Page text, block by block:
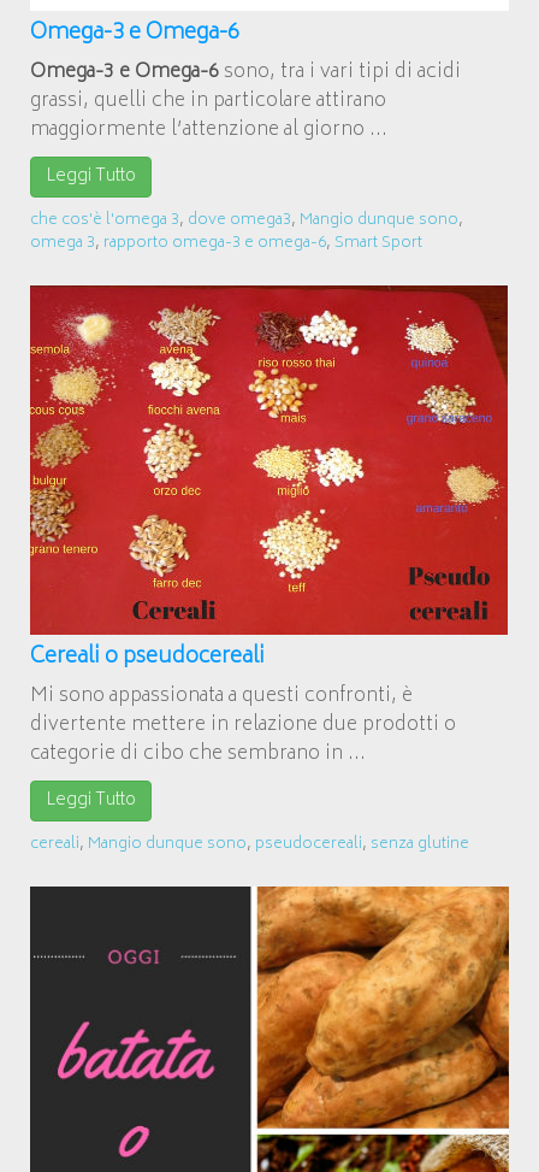
Omega-3 e Omega-6
Omega-3 e Omega-6sono, tra i vari tipi di acidi
grassi, quelli che in particolare attirano
maggiormente l’attenzione al giorno ...
Leggi Tutto
che cos'è l'omega 3, dove omega3, Mangio dunque sono,
omega 3, rapporto omega-3 e omega-6, Smart Sport
Cereali o pseudocereali
Mi sono appassionata a questi confronti, è
divertente mettere in relazione due prodotti o
categorie di cibo che sembrano in ...
Leggi Tutto
cereali, Mangio dunque sono, pseudocereali, senza glutine